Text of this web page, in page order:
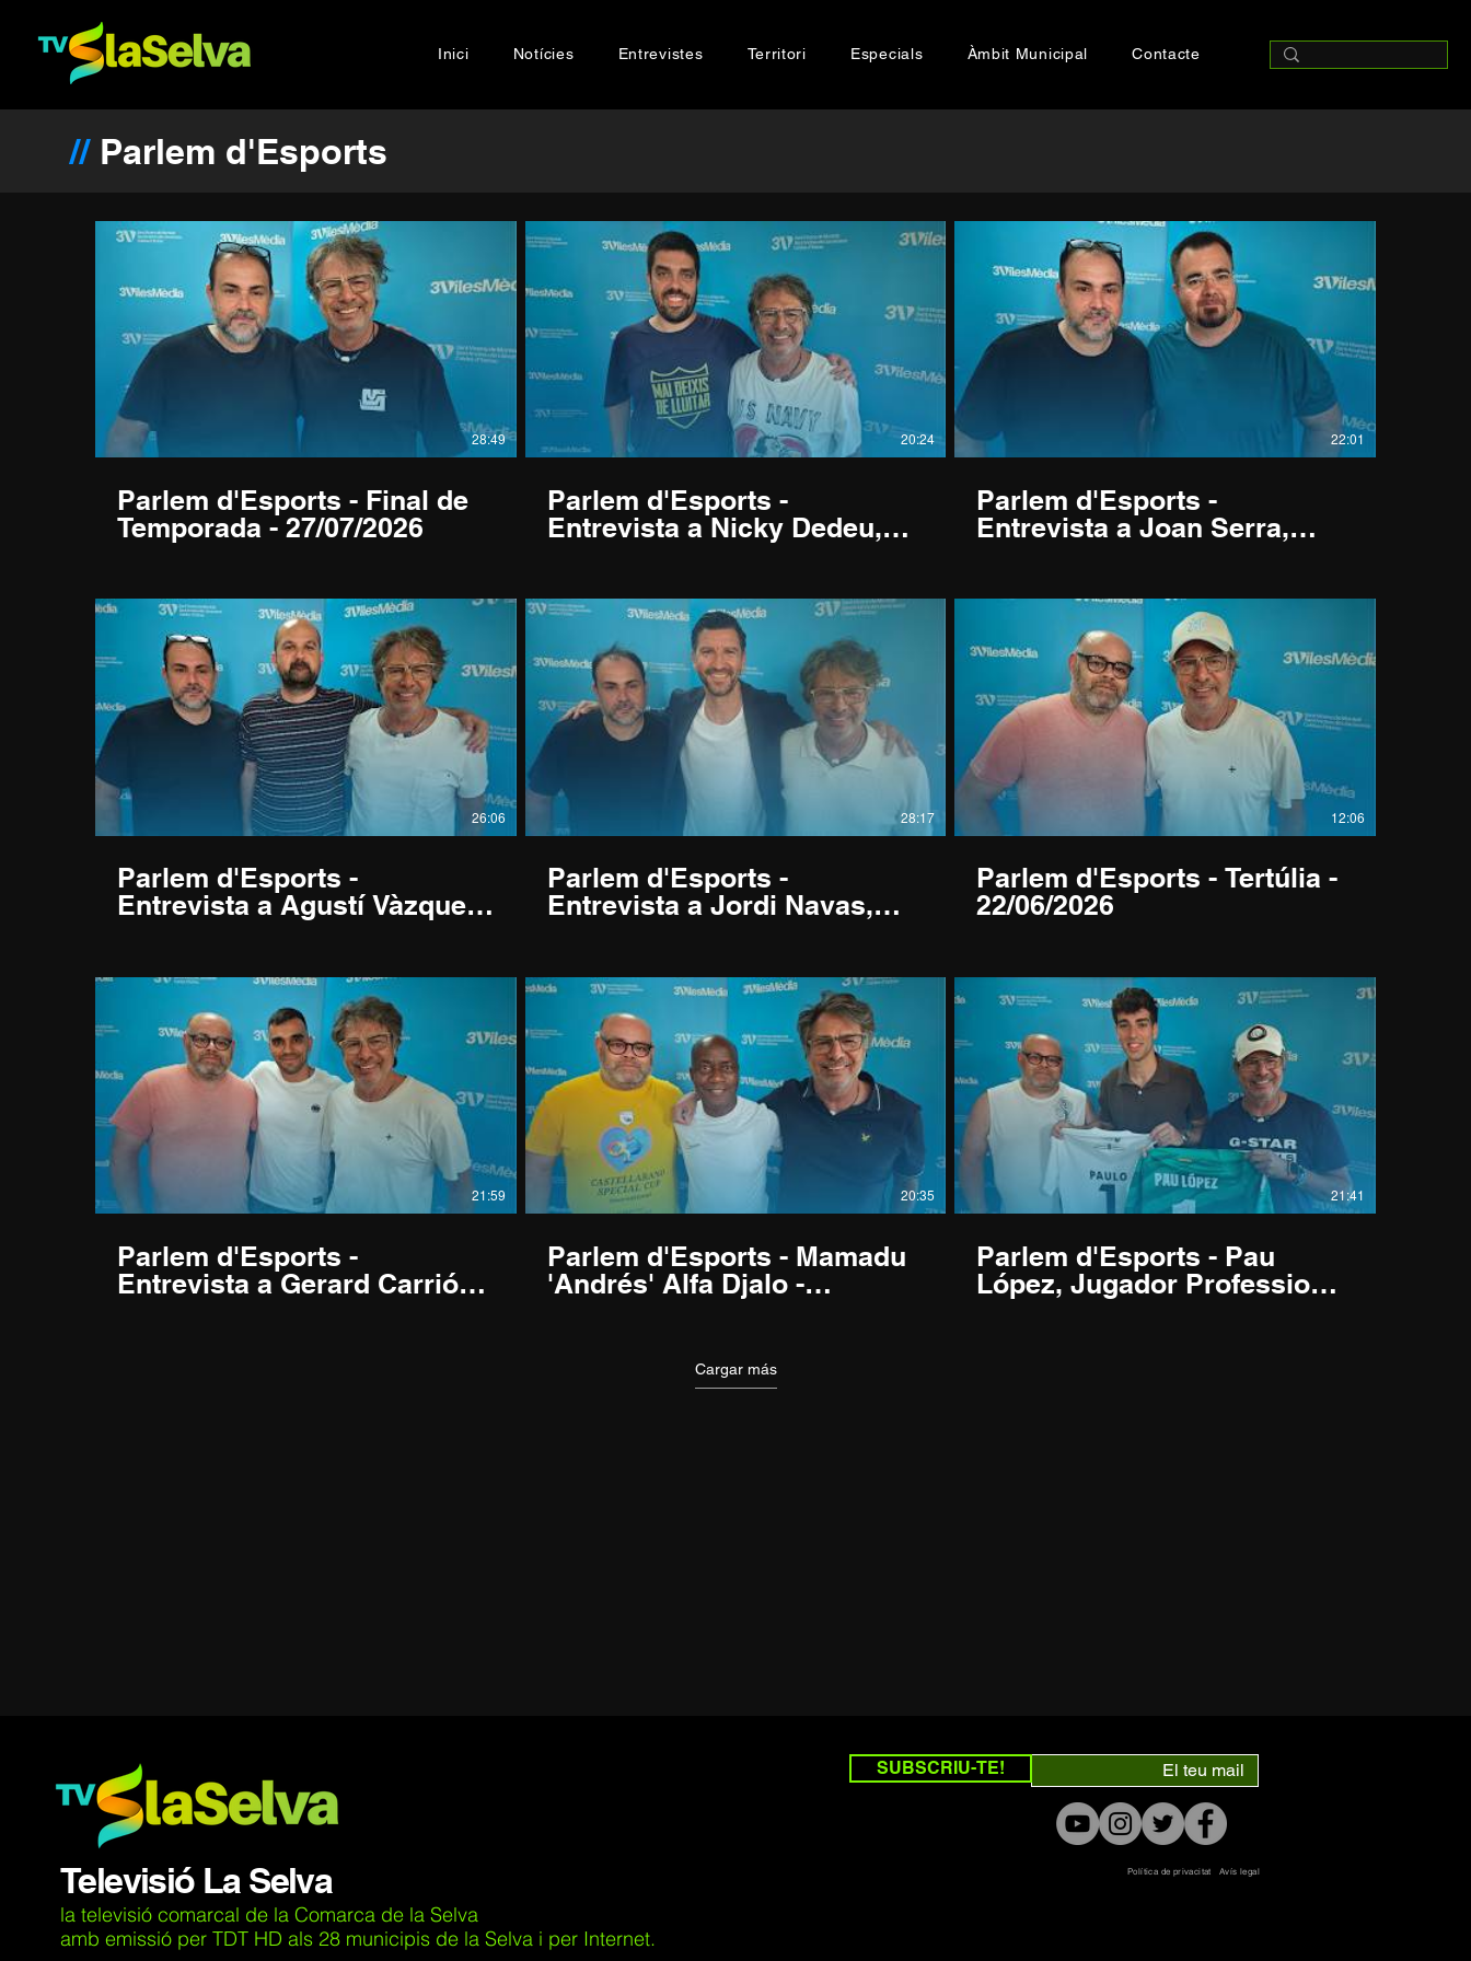
Inici Notícies Entrevistes Territori Especials Àmbit Municipal Contacte
28:49
Parlem d'Esports - Final de
Temporada - 27/07/2026
20:24
Parlem d'Esports -
Entrevista a Nicky Dedeu,
22:01
Parlem d'Esports -
Entrevista a Joan Serra,
26:06
Parlem d'Esports -
Entrevista a Agustí Vàzquez,
28:17
Parlem d'Esports -
Entrevista a Jordi Navas,
12:06
Parlem d'Esports - Tertúlia -
22/06/2026
21:59
Parlem d'Esports -
Entrevista a Gerard Carrión,
20:35
Parlem d'Esports - Mamadu
'Andrés' Alfa Djalo -
21:41
Parlem d'Esports - Pau
López, Jugador Professional
Cargar más
//Parlem d'Esports
Televisió La Selva
la televisió comarcal de la Comarca de la Selva
amb emissió per TDT HD als 28 municipis de la Selva i per Internet.
SUBSCRIU-TE!
Política de privacitat Avís legal